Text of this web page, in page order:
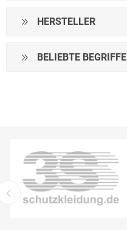
HERSTELLER
BELIEBTE BEGRIFFE